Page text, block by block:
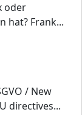
oder
hat? Frank...
/ New
directives...